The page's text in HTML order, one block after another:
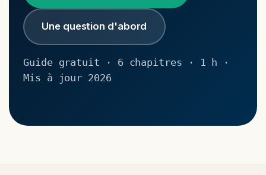
Une question d'abord
Guide gratuit · 6 chapitres · 1 h ·
Mis à jour 2026